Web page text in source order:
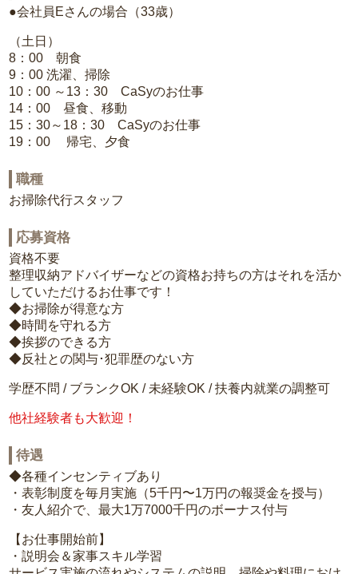
●会社員Eさんの場合（33歳）
（土日）
8：00 朝食
9：00 洗濯、掃除
10：00 ～13：30 CaSyのお仕事
14：00 昼食、移動
15：30～18：30 CaSyのお仕事
19：00 帰宅、夕食
職種
お掃除代行スタッフ
応募資格
資格不要
整理収納アドバイザーなどの資格お持ちの方はそれを活か
していただけるお仕事です！
◆お掃除が得意な方
◆時間を守れる方
◆挨拶のできる方
◆反社との関与･犯罪歴のない方
学歴不問 / ブランクOK / 未経験OK / 扶養内就業の調整可
他社経験者も大歓迎！
待遇
◆各種インセンティブあり
・表彰制度を毎月実施（5千円〜1万円の報奨金を授与）
・友人紹介で、最大1万7000千円のボーナス付与
【お仕事開始前】
・説明会＆家事スキル学習